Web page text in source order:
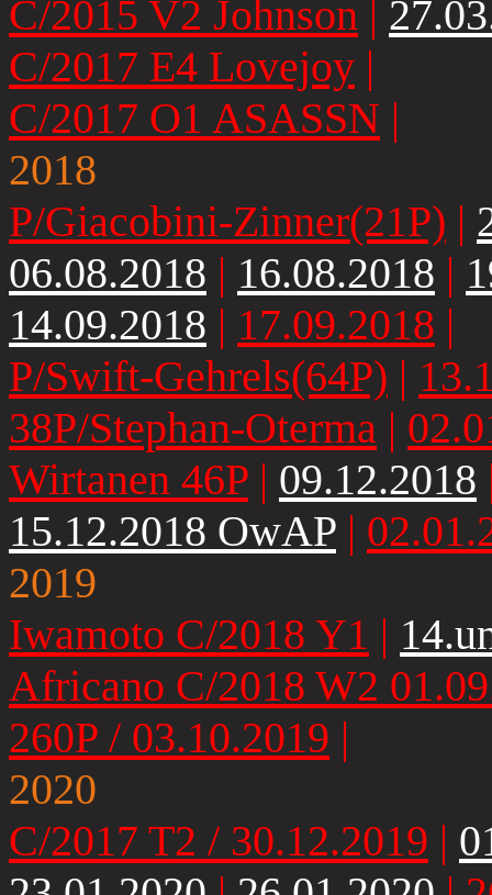
C/2015 V2 Johnson |
C/2017 E4 Lovejoy |
C/2017 O1 ASASSN |
2018
P/Giacobini-Zinner(21P) |
06.08.2018 | 16.08.2018 |
14.09.2018 | 17.09.2018 |
P/Swift-Gehrels(64P) |
38P/Stephan-Oterma |
Wirtanen 46P | 09.12.2018
15.12.2018 OwAP |
2019
Iwamoto C/2018 Y1 |
Africano C/2018 W2
260P / 03.10.2019 |
2020
C/2017 T2 / 30.12.2019 |